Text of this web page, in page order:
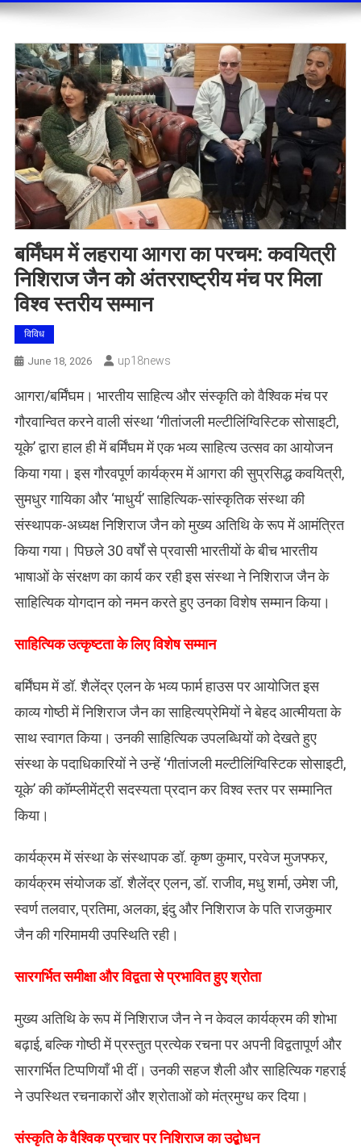
बर्मिंघम में लहराया आगरा का परचम: कवयित्री
निशिराज जैन को अंतरराष्ट्रीय मंच पर मिला
विश्व स्तरीय सम्मान
विविध
June 18, 2026 Up18news
आगरा/बर्मिंघम। भारतीय साहित्य और संस्कृति को वैश्विक मंच पर
गौरवान्वित करने वाली संस्था ‘गीतांजली मल्टीलिंग्विस्टिक सोसाइटी,
यूके’ द्वारा हाल ही में बर्मिंघम में एक भव्य साहित्य उत्सव का आयोजन
किया गया। इस गौरवपूर्ण कार्यक्रम में आगरा की सुप्रसिद्ध कवयित्री,
सुमधुर गायिका और ‘माधुर्य’ साहित्यिक-सांस्कृतिक संस्था की
संस्थापक-अध्यक्ष निशिराज जैन को मुख्य अतिथि के रूप में आमंत्रित
किया गया। पिछले 30 वर्षों से प्रवासी भारतीयों के बीच भारतीय
भाषाओं के संरक्षण का कार्य कर रही इस संस्था ने निशिराज जैन के
साहित्यिक योगदान को नमन करते हुए उनका विशेष सम्मान किया।
साहित्यिक उत्कृष्टता के लिए विशेष सम्मान
बर्मिंघम में डॉ. शैलेंद्र एलन के भव्य फार्म हाउस पर आयोजित इस
काव्य गोष्ठी में निशिराज जैन का साहित्यप्रेमियों ने बेहद आत्मीयता के
साथ स्वागत किया। उनकी साहित्यिक उपलब्धियों को देखते हुए
संस्था के पदाधिकारियों ने उन्हें ‘गीतांजली मल्टीलिंग्विस्टिक सोसाइटी,
यूके’ की कॉम्प्लीमेंट्री सदस्यता प्रदान कर विश्व स्तर पर सम्मानित
किया।
कार्यक्रम में संस्था के संस्थापक डॉ. कृष्ण कुमार, परवेज मुजफ्फर,
कार्यक्रम संयोजक डॉ. शैलेंद्र एलन, डॉ. राजीव, मधु शर्मा, उमेश जी,
स्वर्ण तलवार, प्रतिमा, अलका, इंदु और निशिराज के पति राजकुमार
जैन की गरिमामयी उपस्थिति रही।
​सारगर्भित समीक्षा और विद्वता से प्रभावित हुए श्रोता
मुख्य अतिथि के रूप में निशिराज जैन ने न केवल कार्यक्रम की शोभा
बढ़ाई, बल्कि गोष्ठी में प्रस्तुत प्रत्येक रचना पर अपनी विद्वतापूर्ण और
सारगर्भित टिप्पणियाँ भी दीं। उनकी सहज शैली और साहित्यिक गहराई
ने उपस्थित रचनाकारों और श्रोताओं को मंत्रमुग्ध कर दिया।
संस्कृति के वैश्विक प्रचार पर निशिराज का उद्बोधन